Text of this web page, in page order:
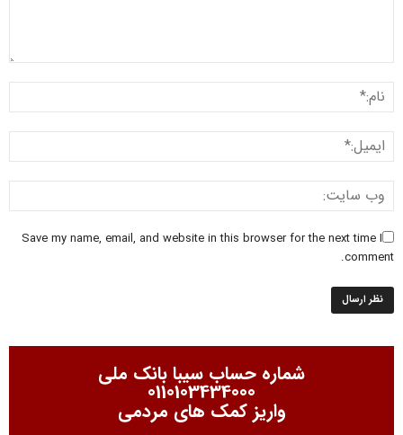
Save my name, email, and website in this browser for the next time I
comment.
شماره حساب سیبا بانک ملی
0110103434000
واریز کمک های مردمی